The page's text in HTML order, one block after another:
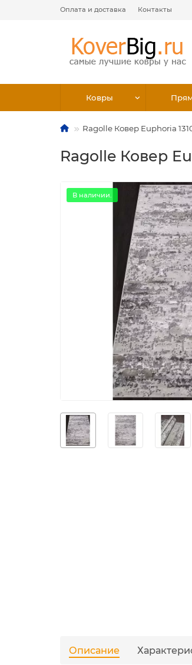
Оплата и доставка Контакты
Ковры
Ragolle Ковер Euphoria
Ragolle Ковер
В наличии.
Описание